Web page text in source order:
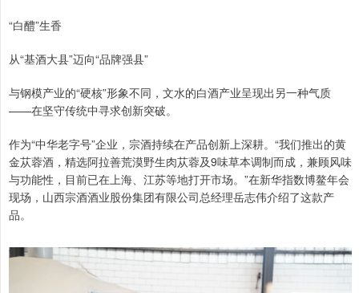
“白醴”生香
从“基酒大县”迈向“品牌强县”
与钢模产业的“硬核”形象不同，文水的白酒产业呈现出另一种气质
——在坚守传统中寻求创新突破。
作为“中华老字号”企业，宗酒持续在产品创新上深耕。“我们推出的黄
金苁蓉酒，精选阿拉善荒漠野生肉苁蓉及9味草本调制而成，兼顾风味
与功能性，目前已在上海、江苏等地打开市场。”在新华指数博鳌年会
现场，山西宗酒酒业股份集团有限公司总经理岳志伟介绍了这款产
品。